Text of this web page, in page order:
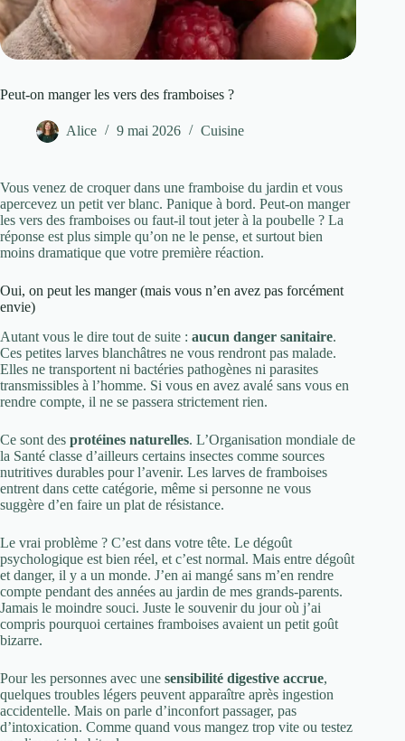
Peut-on manger les vers des framboises ?
Alice 9 mai 2026 Cuisine
Vous venez de croquer dans une framboise du jardin et vous
apercevez un petit ver blanc. Panique à bord. Peut-on manger
les vers des framboises ou faut-il tout jeter à la poubelle ? La
réponse est plus simple qu’on ne le pense, et surtout bien
moins dramatique que votre première réaction.
Oui, on peut les manger (mais vous n’en avez pas forcément
envie)
Autant vous le dire tout de suite : aucun danger sanitaire.
Ces petites larves blanchâtres ne vous rendront pas malade.
Elles ne transportent ni bactéries pathogènes ni parasites
transmissibles à l’homme. Si vous en avez avalé sans vous en
rendre compte, il ne se passera strictement rien.
Ce sont des protéines naturelles. L’Organisation mondiale de
la Santé classe d’ailleurs certains insectes comme sources
nutritives durables pour l’avenir. Les larves de framboises
entrent dans cette catégorie, même si personne ne vous
suggère d’en faire un plat de résistance.
Le vrai problème ? C’est dans votre tête. Le dégoût
psychologique est bien réel, et c’est normal. Mais entre dégoût
et danger, il y a un monde. J’en ai mangé sans m’en rendre
compte pendant des années au jardin de mes grands-parents.
Jamais le moindre souci. Juste le souvenir du jour où j’ai
compris pourquoi certaines framboises avaient un petit goût
bizarre.
Pour les personnes avec une sensibilité digestive accrue,
quelques troubles légers peuvent apparaître après ingestion
accidentelle. Mais on parle d’inconfort passager, pas
d’intoxication. Comme quand vous mangez trop vite ou testez